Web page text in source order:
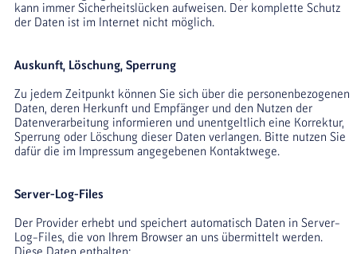
kann immer Sicherheitslücken aufweisen. Der komplette Schutz
der Daten ist im Internet nicht möglich.
Auskunft, Löschung, Sperrung
Zu jedem Zeitpunkt können Sie sich über die personenbezogenen
Daten, deren Herkunft und Empfänger und den Nutzen der
Datenverarbeitung informieren und unentgeltlich eine Korrektur,
Sperrung oder Löschung dieser Daten verlangen. Bitte nutzen Sie
dafür die im Impressum angegebenen Kontaktwege.
Server-Log-Files
Der Provider erhebt und speichert automatisch Daten in Server-
Log-Files, die von Ihrem Browser an uns übermittelt werden.